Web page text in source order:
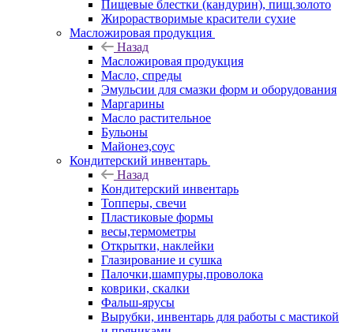
Пищевые блестки (кандурин), пищ.золото
Жирорастворимые красители сухие
Масложировая продукция
Назад
Масложировая продукция
Масло, спреды
Эмульсии для смазки форм и оборудования
Маргарины
Масло растительное
Бульоны
Майонез,соус
Кондитерский инвентарь
Назад
Кондитерский инвентарь
Топперы, свечи
Пластиковые формы
весы,термометры
Открытки, наклейки
Глазирование и сушка
Палочки,шампуры,проволока
коврики, скалки
Фальш-ярусы
Вырубки, инвентарь для работы с мастикой